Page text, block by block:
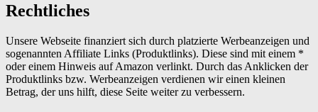
Rechtliches
Unsere Webseite finanziert sich durch platzierte Werbeanzeigen und
sogenannten Affiliate Links (Produktlinks). Diese sind mit einem *
oder einem Hinweis auf Amazon verlinkt. Durch das Anklicken der
Produktlinks bzw. Werbeanzeigen verdienen wir einen kleinen
Betrag, der uns hilft, diese Seite weiter zu verbessern.